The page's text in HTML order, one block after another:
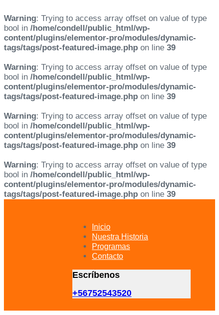
Warning: Trying to access array offset on value of type
bool in /home/condell/public_html/wp-
content/plugins/elementor-pro/modules/dynamic-
tags/tags/post-featured-image.php on line 39
Warning: Trying to access array offset on value of type
bool in /home/condell/public_html/wp-
content/plugins/elementor-pro/modules/dynamic-
tags/tags/post-featured-image.php on line 39
Warning: Trying to access array offset on value of type
bool in /home/condell/public_html/wp-
content/plugins/elementor-pro/modules/dynamic-
tags/tags/post-featured-image.php on line 39
Warning: Trying to access array offset on value of type
bool in /home/condell/public_html/wp-
content/plugins/elementor-pro/modules/dynamic-
tags/tags/post-featured-image.php on line 39
Inicio
Nuestra Historia
Programas
Contacto
Escríbenos
+56752543520